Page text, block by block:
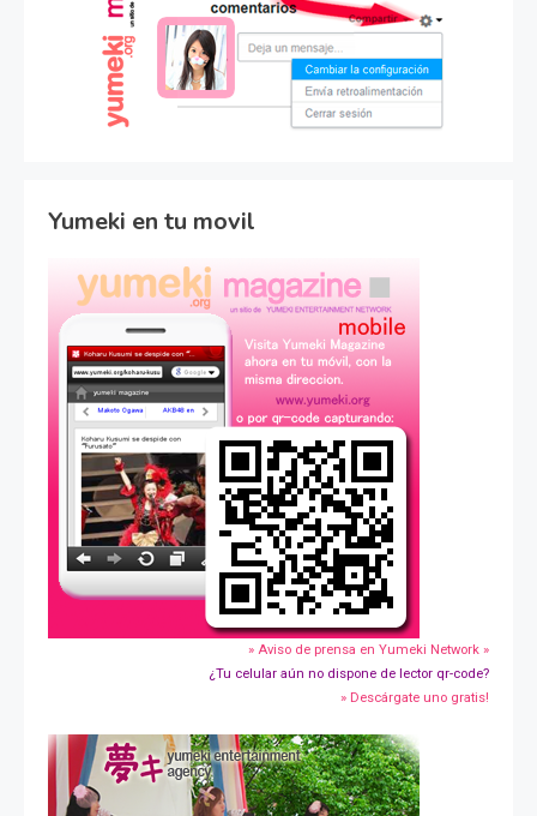
Yumeki en tu movil
» Aviso de prensa en Yumeki Network »
¿Tu celular aún no dispone de lector qr-code?
» Descárgate uno gratis!